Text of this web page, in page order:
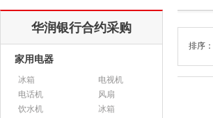
华润银行合约采购
家用电器
冰箱
电视机
电话机
风扇
饮水机
冰箱
排序：